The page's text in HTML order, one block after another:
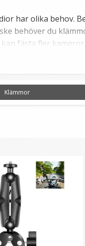
har olika behov.
behöver du
kan fästa fler
främst för att
av plast eller
armen kan faktiskt
arm används
Samtidigt gör den
används till dina
en spärr så att dina
Klämmor